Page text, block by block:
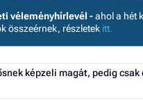
véleményhírlevél -ahol a hét
összeérnek, részletek itt.
képzeli magát, pedig